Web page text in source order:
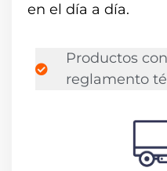
en el día a día.
Productos
reglamento